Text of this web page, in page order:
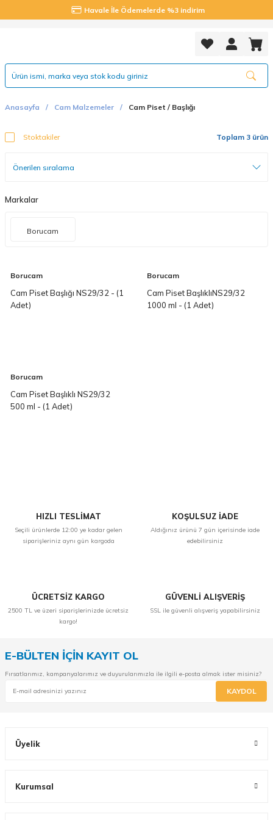
Havale İle Ödemelerde %3 indirim
Anasayfa Cam Malzemeler Cam Piset / Başlığı
Stoktakiler Toplam 3 ürün
Markalar
Borucam
Borucam
Cam Piset Başlığı NS29/32 - (1
Adet)
Borucam
Cam Piset BaşlıklıNS29/32
1000 ml - (1 Adet)
Borucam
Cam Piset Başlıklı NS29/32
500 ml - (1 Adet)
HIZLI TESLİMAT
Seçili ürünlerde 12:00 ye kadar gelen
siparişleriniz aynı gün kargoda
KOŞULSUZ İADE
Aldığınız ürünü 7 gün içerisinde iade
edebilirsiniz
ÜCRETSİZ KARGO
2500 TL ve üzeri siparişlerinizde ücretsiz
kargo!
GÜVENLİ ALIŞVERİŞ
SSL ile güvenli alışveriş yapabilirsiniz
E-BÜLTEN İÇİN KAYIT OL
Fırsatlarımız, kampanyalarımız ve duyurularımızla ile ilgili e-posta almak ister misiniz?
KAYDOL
Üyelik
Kurumsal